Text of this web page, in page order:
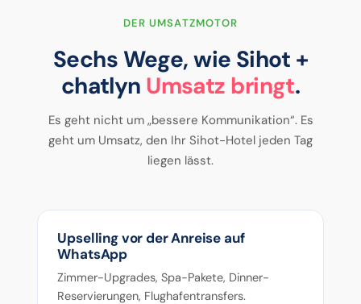
DER UMSATZMOTOR
Sechs Wege, wie Sihot +
chatlyn Umsatz bringt.
Es geht nicht um „bessere Kommunikation“. Es
geht um Umsatz, den Ihr Sihot-Hotel jeden Tag
liegen lässt.
Upselling vor der Anreise auf
WhatsApp
Zimmer-Upgrades, Spa-Pakete, Dinner-
Reservierungen, Flughafentransfers.